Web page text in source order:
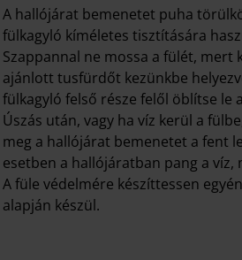
A hallójárat bemenetet puha
fülkagyló kíméletes tisztítására
Szappannal ne mossa a fülét,
ajánlott tusfürdőt kezünkbe
fülkagyló felső része felől öblítse le
Úszás után, vagy ha víz kerül a
meg a hallójárat bemenetet a fent
esetben a hallójáratban pang a víz,
A füle védelmére készíttessen
alapján készül.